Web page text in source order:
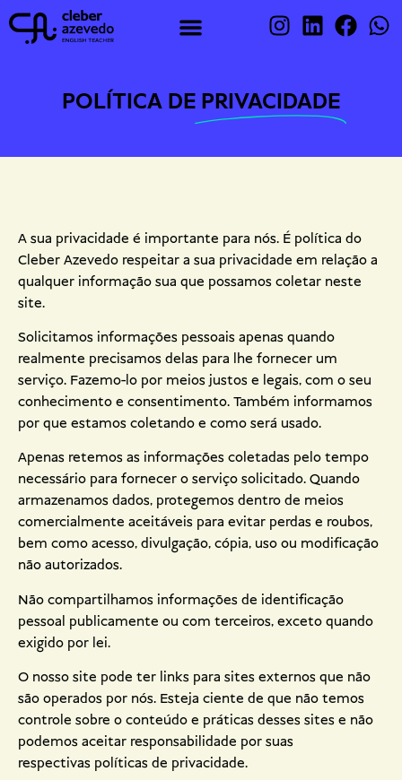
POLÍTICA DE PRIVACIDADE
A sua privacidade é importante para nós. É política do
Cleber Azevedo respeitar a sua privacidade em relação a
qualquer informação sua que possamos coletar neste
site.
Solicitamos informações pessoais apenas quando
realmente precisamos delas para lhe fornecer um
serviço. Fazemo-lo por meios justos e legais, com o seu
conhecimento e consentimento. Também informamos
por que estamos coletando e como será usado.
Apenas retemos as informações coletadas pelo tempo
necessário para fornecer o serviço solicitado. Quando
armazenamos dados, protegemos dentro de meios
comercialmente aceitáveis ​​para evitar perdas e roubos,
bem como acesso, divulgação, cópia, uso ou modificação
não autorizados.
Não compartilhamos informações de identificação
pessoal publicamente ou com terceiros, exceto quando
exigido por lei.
O nosso site pode ter links para sites externos que não
são operados por nós. Esteja ciente de que não temos
controle sobre o conteúdo e práticas desses sites e não
podemos aceitar responsabilidade por suas
respectivas políticas de privacidade.